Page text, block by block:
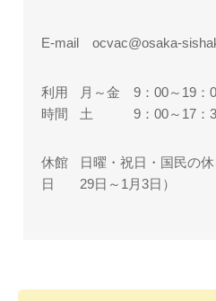
E-mail ocvac@osaka-
利用
時間
月～金 9：00～19：
土 9：00～17：
休館
日
日曜・祝日・国民の
29日～1月3日）